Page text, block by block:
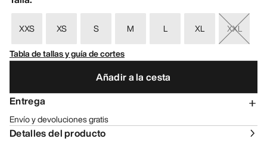
XXS XS S M L XL
XXL
Tabla de tallas y guía de cortes
Añadir a la cesta
Entrega
Envío y devoluciones gratis
Detalles del producto